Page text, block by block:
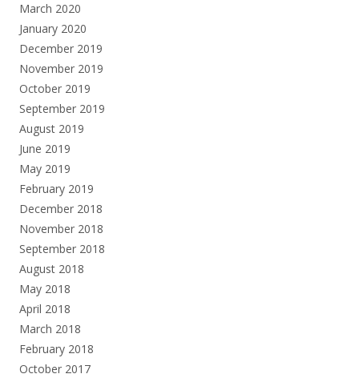
March 2020
January 2020
December 2019
November 2019
October 2019
September 2019
August 2019
June 2019
May 2019
February 2019
December 2018
November 2018
September 2018
August 2018
May 2018
April 2018
March 2018
February 2018
October 2017